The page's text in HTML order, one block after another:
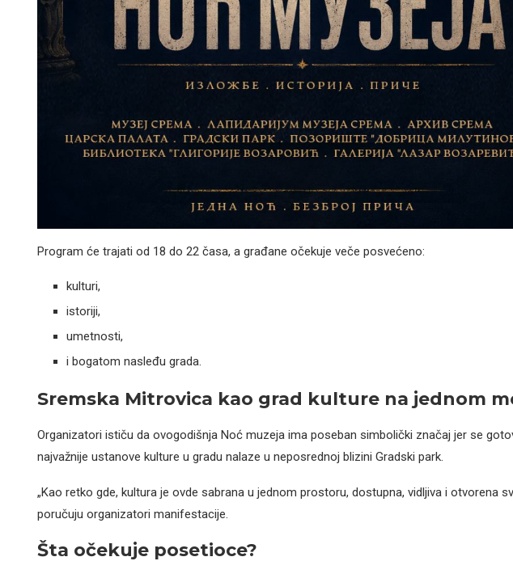
Program će trajati od 18 do 22 časa, a građane očekuje veče posvećeno:
kulturi,
istoriji,
umetnosti,
i bogatom nasleđu grada.
Sremska Mitrovica kao grad kulture na jednom
Organizatori ističu da ovogodišnja Noć muzeja ima poseban simbolički značaj jer se
najvažnije ustanove kulture u gradu nalaze u neposrednoj blizini Gradski park.
„Kao retko gde, kultura je ovde sabrana u jednom prostoru, dostupna, vidljiva i otvorena
poručuju organizatori manifestacije.
Šta očekuje posetioce?